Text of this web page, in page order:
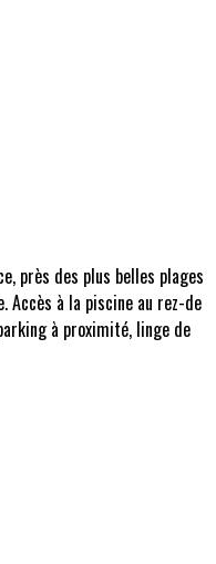
près des plus belles plages
Accès à la piscine au rez-de
à proximité, linge de